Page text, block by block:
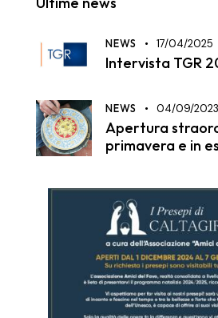
NEWS 17/04/2025
Intervista TGR
NEWS 04/09/2023
Apertura
primavera e in